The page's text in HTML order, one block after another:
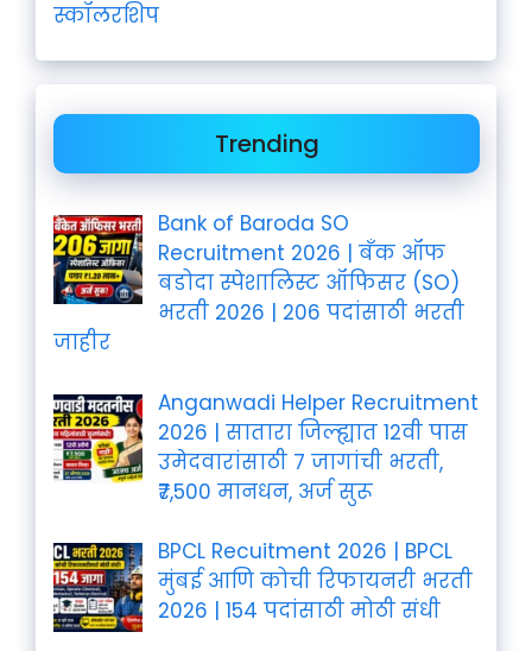
स्कॉलरशिप
Trending
Bank of Baroda SO
Recruitment 2026 | बँक ऑफ
बडोदा स्पेशालिस्ट ऑफिसर (SO)
भरती 2026 | 206 पदांसाठी भरती
जाहीर
Anganwadi Helper Recruitment
2026 | सातारा जिल्ह्यात 12वी पास
उमेदवारांसाठी 7 जागांची भरती,
₹7,500 मानधन, अर्ज सुरू
BPCL Recuitment 2026 | BPCL
मुंबई आणि कोची रिफायनरी भरती
2026 | 154 पदांसाठी मोठी संधी